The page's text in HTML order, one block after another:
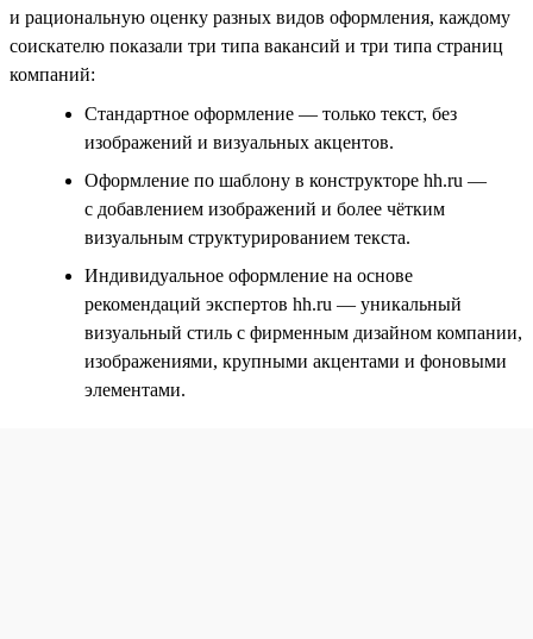
и рациональную оценку разных видов оформления, каждому
соискателю показали три типа вакансий и три типа страниц
компаний:
Стандартное оформление — только текст, без
изображений и визуальных акцентов.
Оформление по шаблону в конструкторе hh.ru —
с добавлением изображений и более чётким
визуальным структурированием текста.
Индивидуальное оформление на основе
рекомендаций экспертов hh.ru — уникальный
визуальный стиль с фирменным дизайном компании,
изображениями, крупными акцентами и фоновыми
элементами.